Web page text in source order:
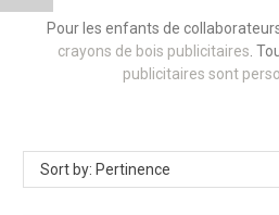
Pour les enfants de
crayons de bois publicitaires .
publicitaires sont
Sort by: Pertinence